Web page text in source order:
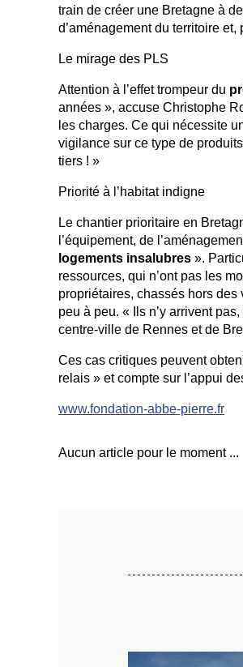
train de créer une Bretagne à
d’aménagement du territoire
Le mirage des PLS
Attention à l’effet trompeur du
années », accuse Christophe
les charges. Ce qui nécessite
vigilance sur ce type de
tiers ! »
Priorité à l’habitat indigne
Le chantier prioritaire en
l’équipement, de
logements insalubres ».
ressources, qui n’ont pas les
propriétaires, chassés hors
peu à peu. « Ils n’y arrivent
centre-ville de Rennes et de
Ces cas critiques peuvent
relais » et compte sur l’appui
www.fondation-abbe-pierre.fr
Aucun article pour le moment ...